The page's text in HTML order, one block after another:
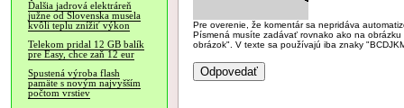
Ďalšia jadrová elektráreň
južne od Slovenska musela
kvôli teplu znížiť výkon
Telekom pridal 12 GB balík
pre Easy, chce zaň 12 eur
Spustená výroba flash
pamäte s novým najvyšším
počtom vrstiev
Pre overenie, že komentár sa nepridáva
Písmená musíte zadávať rovnako ako na
obrázok". V texte sa používajú iba znaky